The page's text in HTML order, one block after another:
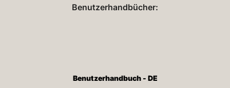
Benutzerhandbücher:
Benutzerhandbuch - DE